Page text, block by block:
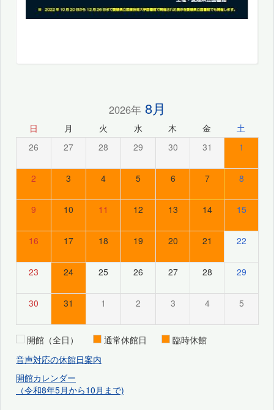
2026年8月
日 月 火 水 木 金 土
26 27 28 29 30 31 1
2 3 4 5 6 7 8
9 10 11 12 13 14 15
16 17 18 19 20 21 22
23 24 25 26 27 28 29
30 31 1 2 3 4 5
開館（全日） 通常休館日
臨時休館
音声対応の休館日案内
開館カレンダー
（令和8年5月から10月まで)